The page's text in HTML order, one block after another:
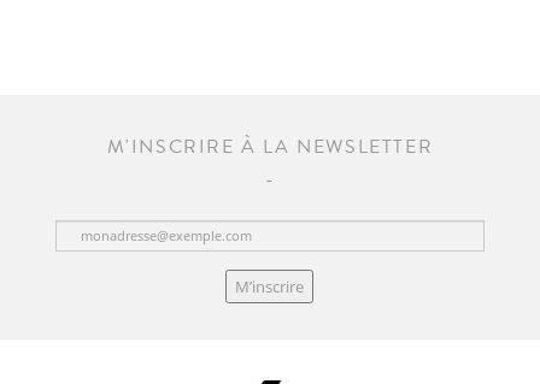
M'INSCRIRE À LA NEWSLETTER
M’inscrire